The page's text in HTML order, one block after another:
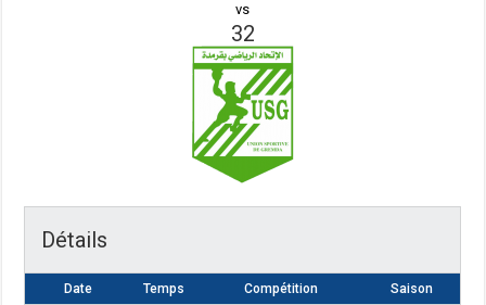
vs
32
Détails
Date Temps Compétition Saison